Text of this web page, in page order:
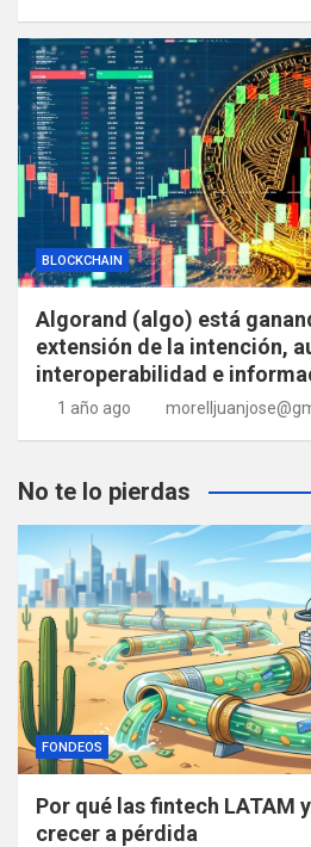
BLOCKCHAIN
Algorand (algo) está
extensión de la intención,
interoperabilidad e
1 año ago
No te lo pierdas
FONDEOS
Por qué las fintech LATAM
crecer a pérdida